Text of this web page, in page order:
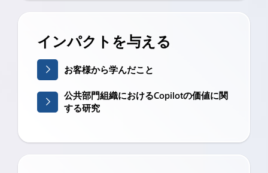
インパクトを与える
お客様から学んだこと
公共部門組織におけるCopilotの価値に関
する研究